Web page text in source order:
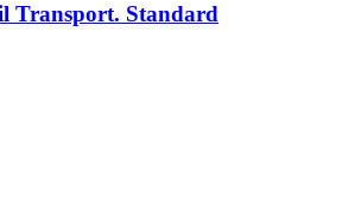
Transport. Standard